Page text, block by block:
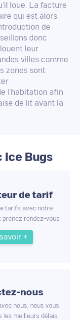
loue. La facture
qui est alors
de
donc
leur
villes comme
zones sont
l'habitation afin
de lit avant la
Ice Bugs
de tarif
tarifs avec notre
prenez rendez-vous
+
nous
nous, nous vous
les meilleurs délais